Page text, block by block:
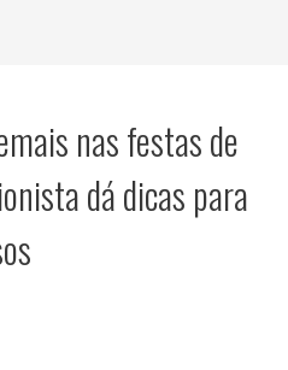
nas festas de
dá dicas para